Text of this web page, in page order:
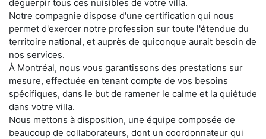
déguerpir tous ces nuisibles de votre villa.
Notre compagnie dispose d'une certification qui nous
permet d'exercer notre profession sur toute l'étendue du
territoire national, et auprès de quiconque aurait besoin de
nos services.
À Montréal, nous vous garantissons des prestations sur
mesure, effectuée en tenant compte de vos besoins
spécifiques, dans le but de ramener le calme et la quiétude
dans votre villa.
Nous mettons à disposition, une équipe composée de
beaucoup de collaborateurs, dont un coordonnateur qui